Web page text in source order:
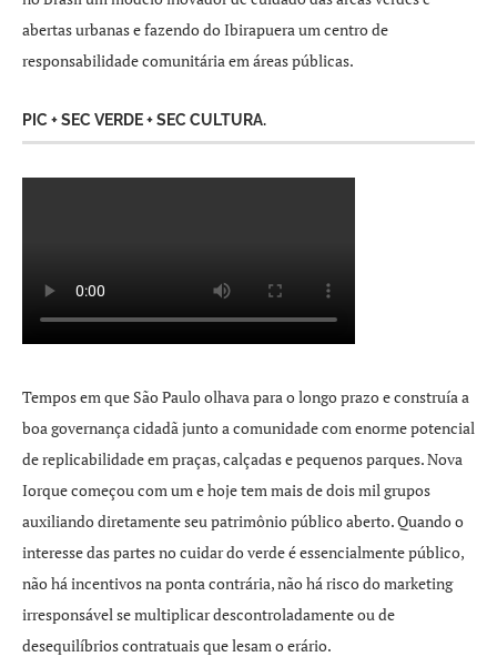
abertas urbanas e fazendo do Ibirapuera um centro de
responsabilidade comunitária em áreas públicas.
PIC + SEC VERDE + SEC CULTURA.
Tempos em que São Paulo olhava para o longo prazo e construía a
boa governança cidadã junto a comunidade com enorme potencial
de replicabilidade em praças, calçadas e pequenos parques. Nova
Iorque começou com um e hoje tem mais de dois mil grupos
auxiliando diretamente seu patrimônio público aberto. Quando o
interesse das partes no cuidar do verde é essencialmente público,
não há incentivos na ponta contrária, não há risco do marketing
irresponsável se multiplicar descontroladamente ou de
desequilíbrios contratuais que lesam o erário.